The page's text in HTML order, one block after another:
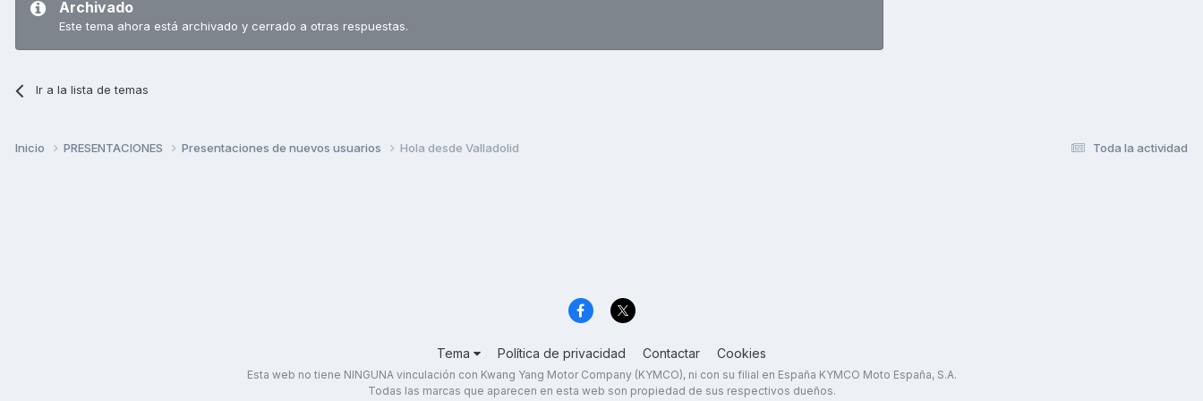
Archivado
Este tema ahora está archivado y cerrado a otras respuestas.
Ir a la lista de temas
Toda la actividad
Inicio PRESENTACIONES Presentaciones de nuevos usuarios Hola desde Valladolid
Tema Política de privacidad Contactar Cookies
Esta web no tiene NINGUNA vinculación con Kwang Yang Motor Company (KYMCO), ni con su filial en España KYMCO Moto España, S.A.
Todas las marcas que aparecen en esta web son propiedad de sus respectivos dueños.